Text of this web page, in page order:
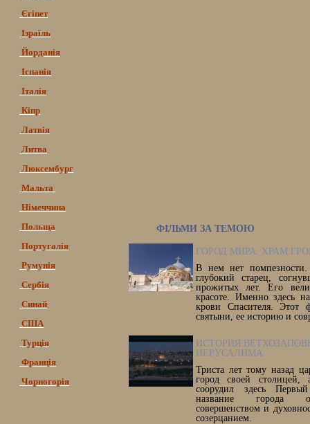
Єгіпет
Ізраїль
Йорданія
Іспанія
Італія
Кіпр
Латвія
Литва
Люксембург
Мальта
Німеччина
Польща
Португалія
Румунія
Сербія
Синай
США
Турція
Франція
Чорногорія
ФІЛЬМИ ЗА ТЕМОЮ
ГОРОД МИРА. ХРАМ
В нем нет
глубокий старец,
прожитых лет. Его
красоте. Именно здесь
крови Спасителя. Этот
святыни, ее историю и
ИСТОРИЯ
ИЕРУСАЛИМА
Триста лет тому назад
город своей
соорудил здесь
название города
совершенством и
созерцанием.